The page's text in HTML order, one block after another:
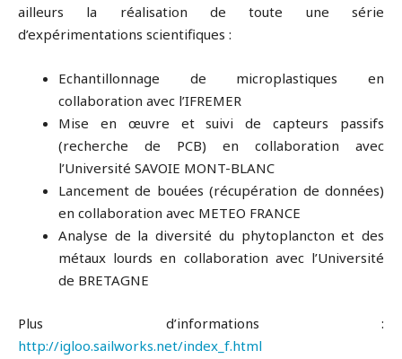
ailleurs la réalisation de toute une série
d’expérimentations scientifiques :
Echantillonnage de microplastiques en
collaboration avec l’IFREMER
Mise en œuvre et suivi de capteurs passifs
(recherche de PCB) en collaboration avec
l’Université SAVOIE MONT-BLANC
Lancement de bouées (récupération de données)
en collaboration avec METEO FRANCE
Analyse de la diversité du phytoplancton et des
métaux lourds en collaboration avec l’Université
de BRETAGNE
Plus d’informations :
http://igloo.sailworks.net/index_f.html